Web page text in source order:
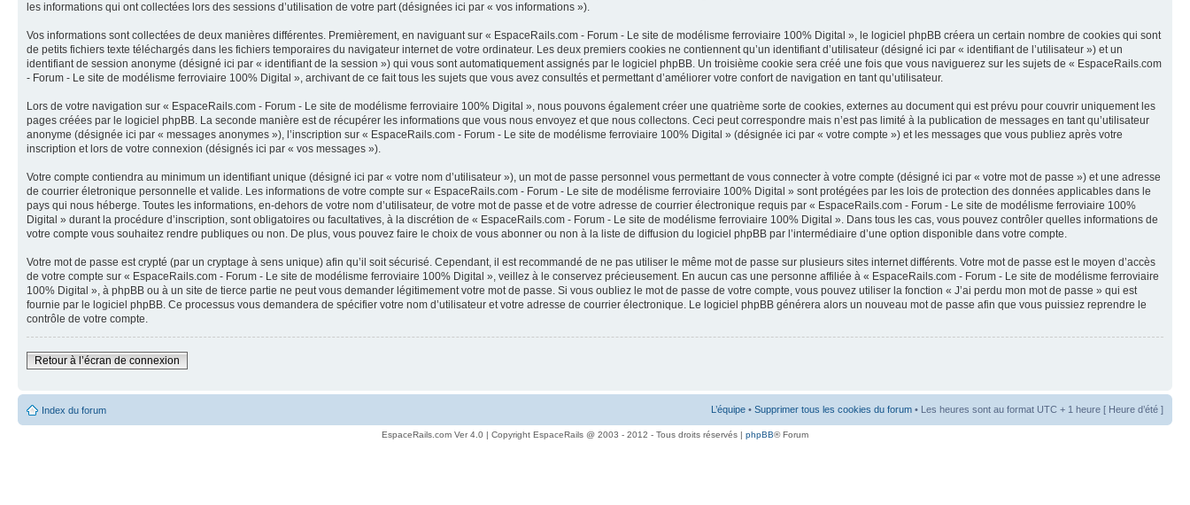
les informations qui ont collectées lors des sessions d’utilisation de votre part (désignées ici par « vos informations »).
Vos informations sont collectées de deux manières différentes. Premièrement, en naviguant sur « EspaceRails.com - Forum - Le site de modélisme ferroviaire 100% Digital », le logiciel phpBB créera un certain nombre de cookies qui sont
de petits fichiers texte téléchargés dans les fichiers temporaires du navigateur internet de votre ordinateur. Les deux premiers cookies ne contiennent qu’un identifiant d’utilisateur (désigné ici par « identifiant de l’utilisateur ») et un
identifiant de session anonyme (désigné ici par « identifiant de la session ») qui vous sont automatiquement assignés par le logiciel phpBB. Un troisième cookie sera créé une fois que vous naviguerez sur les sujets de « EspaceRails.com
- Forum - Le site de modélisme ferroviaire 100% Digital », archivant de ce fait tous les sujets que vous avez consultés et permettant d’améliorer votre confort de navigation en tant qu’utilisateur.
Lors de votre navigation sur « EspaceRails.com - Forum - Le site de modélisme ferroviaire 100% Digital », nous pouvons également créer une quatrième sorte de cookies, externes au document qui est prévu pour couvrir uniquement les
pages créées par le logiciel phpBB. La seconde manière est de récupérer les informations que vous nous envoyez et que nous collectons. Ceci peut correspondre mais n’est pas limité à la publication de messages en tant qu’utilisateur
anonyme (désignée ici par « messages anonymes »), l’inscription sur « EspaceRails.com - Forum - Le site de modélisme ferroviaire 100% Digital » (désignée ici par « votre compte ») et les messages que vous publiez après votre
inscription et lors de votre connexion (désignés ici par « vos messages »).
Votre compte contiendra au minimum un identifiant unique (désigné ici par « votre nom d’utilisateur »), un mot de passe personnel vous permettant de vous connecter à votre compte (désigné ici par « votre mot de passe ») et une adresse
de courrier életronique personnelle et valide. Les informations de votre compte sur « EspaceRails.com - Forum - Le site de modélisme ferroviaire 100% Digital » sont protégées par les lois de protection des données applicables dans le
pays qui nous héberge. Toutes les informations, en-dehors de votre nom d’utilisateur, de votre mot de passe et de votre adresse de courrier électronique requis par « EspaceRails.com - Forum - Le site de modélisme ferroviaire 100%
Digital » durant la procédure d’inscription, sont obligatoires ou facultatives, à la discrétion de « EspaceRails.com - Forum - Le site de modélisme ferroviaire 100% Digital ». Dans tous les cas, vous pouvez contrôler quelles informations de
votre compte vous souhaitez rendre publiques ou non. De plus, vous pouvez faire le choix de vous abonner ou non à la liste de diffusion du logiciel phpBB par l’intermédiaire d’une option disponible dans votre compte.
Votre mot de passe est crypté (par un cryptage à sens unique) afin qu’il soit sécurisé. Cependant, il est recommandé de ne pas utiliser le même mot de passe sur plusieurs sites internet différents. Votre mot de passe est le moyen d’accès
de votre compte sur « EspaceRails.com - Forum - Le site de modélisme ferroviaire 100% Digital », veillez à le conservez précieusement. En aucun cas une personne affiliée à « EspaceRails.com - Forum - Le site de modélisme ferroviaire
100% Digital », à phpBB ou à un site de tierce partie ne peut vous demander légitimement votre mot de passe. Si vous oubliez le mot de passe de votre compte, vous pouvez utiliser la fonction « J’ai perdu mon mot de passe » qui est
fournie par le logiciel phpBB. Ce processus vous demandera de spécifier votre nom d’utilisateur et votre adresse de courrier électronique. Le logiciel phpBB générera alors un nouveau mot de passe afin que vous puissiez reprendre le
contrôle de votre compte.
Retour à l’écran de connexion
Index du forum L’équipe • Supprimer tous les cookies du forum • Les heures sont au format UTC + 1 heure [ Heure d’été ]
EspaceRails.com Ver 4.0 | Copyright EspaceRails @ 2003 - 2012 - Tous droits réservés | phpBB® Forum